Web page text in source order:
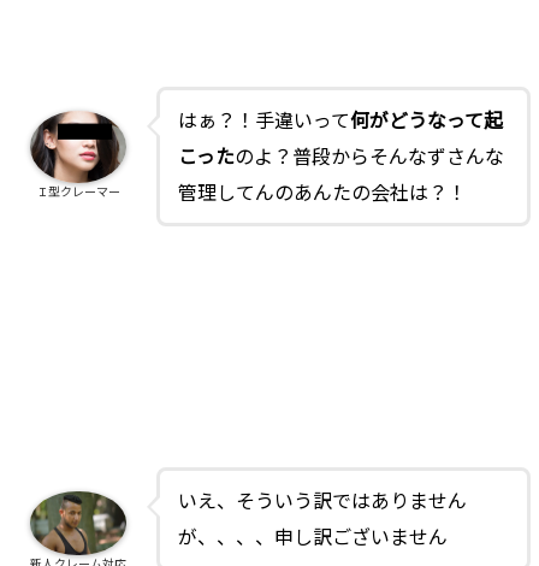
はぁ？！手違いって何がどうなって起
こったのよ？普段からそんなずさんな
管理してんのあんたの会社は？！
Ｉ型クレーマー
いえ、そういう訳ではありません
が、、、、申し訳ございません